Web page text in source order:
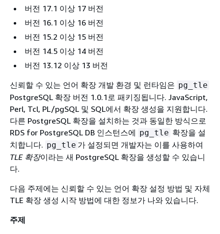
버전 17.1 이상 17 버전
버전 16.1 이상 16 버전
버전 15.2 이상 15 버전
버전 14.5 이상 14 버전
버전 13.12 이상 13 버전
신뢰할 수 있는 언어 확장 개발 환경 및 런타임은 pg_tle
PostgreSQL 확장 버전 1.0.1로 패키징됩니다. JavaScript,
Perl, Tcl, PL/pgSQL 및 SQL에서 확장 생성을 지원합니다.
다른 PostgreSQL 확장을 설치하는 것과 동일한 방식으로
RDS for PostgreSQL DB 인스턴스에 pg_tle 확장을 설
치합니다. pg_tle 가 설정되면 개발자는 이를 사용하여
TLE 확장이라는 새 PostgreSQL 확장을 생성할 수 있습니
다.
다음 주제에는 신뢰할 수 있는 언어 확장 설정 방법 및 자체
TLE 확장 생성 시작 방법에 대한 정보가 나와 있습니다.
주제